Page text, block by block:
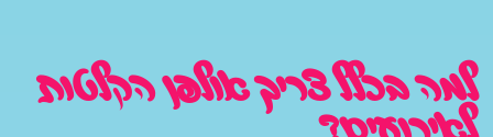
למה בכלל צריך אולפן הקלטות